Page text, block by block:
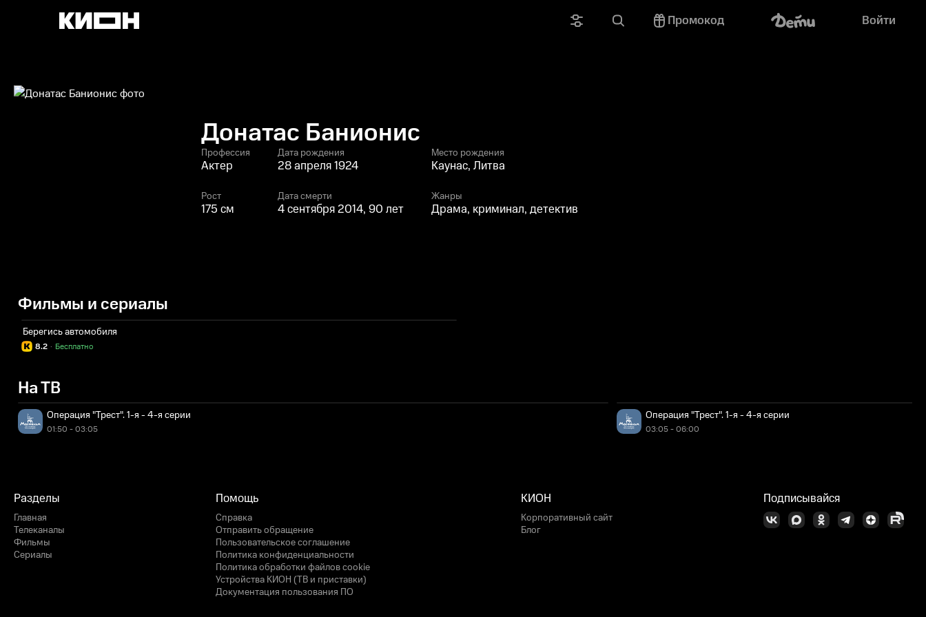
Промокод Войти
Донатас Банионис
Профессия
Актер
Дата рождения
28 апреля 1924
Место рождения
Каунас, Литва
Рост
175 см
Дата смерти
4 сентября 2014, 90 лет
Жанры
Драма, криминал, детектив
Фильмы и сериалы
Берегись автомобиля
8.2 Бесплатно
·
На ТВ
Операция "Трест". 1-я - 4-я серии
01:50 - 03:05
Операция "Трест". 1-я - 4-я серии
03:05 - 06:00
Разделы
Главная
Телеканалы
Фильмы
Сериалы
Помощь
Справка
Отправить обращение
Пользовательское соглашение
Политика конфиденциальности
Политика обработки файлов cookie
Устройства КИОН (ТВ и приставки)
Документация пользования ПО
КИОН
Корпоративный сайт
Блог
Подписывайся